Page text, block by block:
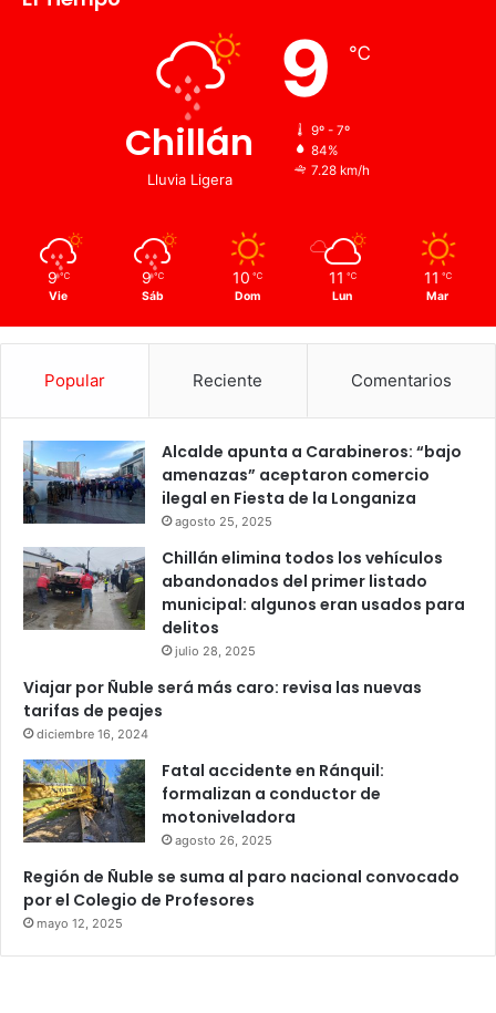
Chillán
Lluvia Ligera
9 ℃
9º - 7º
84%
7.28 km/h
9 ℃
Vie
9 ℃
Sáb
10 ℃
Dom
11 ℃
Lun
11 ℃
Mar
Popular Reciente Comentarios
Alcalde apunta a Carabineros: “bajo
amenazas” aceptaron comercio
ilegal en Fiesta de la Longaniza
agosto 25, 2025
Chillán elimina todos los vehículos
abandonados del primer listado
municipal: algunos eran usados para
delitos
julio 28, 2025
Viajar por Ñuble será más caro: revisa las nuevas
tarifas de peajes
diciembre 16, 2024
Fatal accidente en Ránquil:
formalizan a conductor de
motoniveladora
agosto 26, 2025
Región de Ñuble se suma al paro nacional convocado
por el Colegio de Profesores
mayo 12, 2025